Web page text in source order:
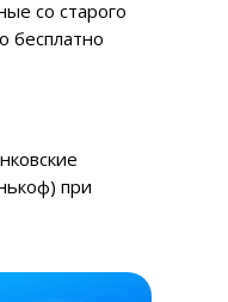
со старого
бесплатно
при